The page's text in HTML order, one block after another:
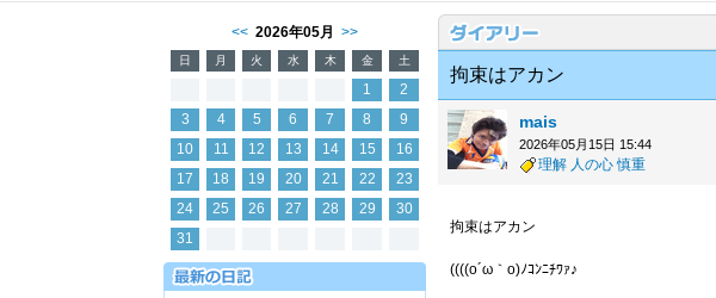
<< 2026年05月 >>
日 月 火 水 木 金 土
1
2
3
4 5 6 7 8
9
10
11 12 13 14 15
16
17
18 19 20 21 22
23
24
25 26 27 28 29
30
31
拘束はアカン
mais
2026年05月15日 15:44
理解 人の心 慎重
拘束はアカン
((((o´ω｀o)ﾉｺﾝﾆﾁﾜｧ♪